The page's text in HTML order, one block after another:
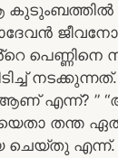
പെണ്ണിനെ
എന്ന്? ”
തന്ത
എന്ന്.